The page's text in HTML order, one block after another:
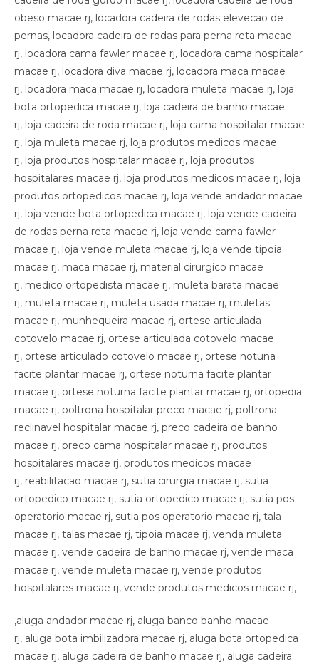
,aluga andador macae rj, aluga banco banho macae
rj, aluga bota imbilizadora macae rj, aluga bota ortopedica
macae rj, aluga cadeira de banho macae rj, aluga cadeira